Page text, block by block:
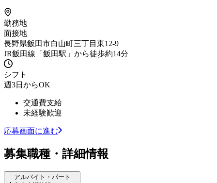
勤務地
面接地
長野県飯田市白山町三丁目東12-9
JR飯田線「飯田駅」から徒歩約14分
シフト
週3日からOK
交通費支給
未経験歓迎
応募画面に進む
募集職種・詳細情報
アルバイト・パート